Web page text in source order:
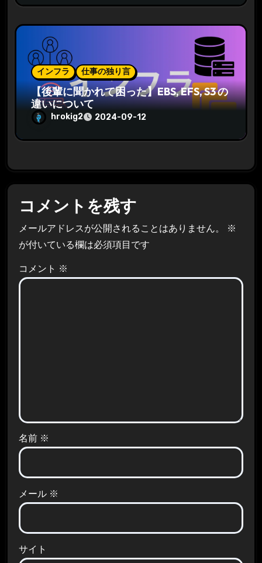
インフラ 仕事の独り言
【後輩に聞かれて困った】EBS, EFS, S3 の
違いについて
hrokig2 2024-09-12
コメントを残す
メールアドレスが公開されることはありません。
※
が付いている欄は必須項目です
コメント ※
名前 ※
メール ※
サイト